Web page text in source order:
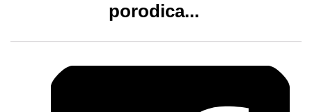
porodica...